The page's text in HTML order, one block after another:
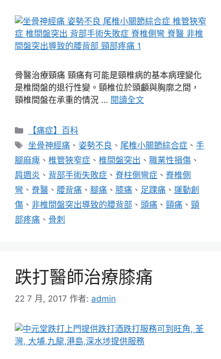
骨醫治療頸痛 頸痛有可能是頸椎病的基本病理變化
是椎間盤的退行性變。頸椎位於頭顱與胸廓之間，
頸椎間盤在承重的情況 … 閱讀全文
分
類
【痛症】百科
標
籤
坐骨神經痛 、姿勢不良 、 尾椎小關節綜合症 、手
腳麻痺 、 椎管狹窄症 、 椎間盤突出 、 職業性損傷 、
肩週炎 、 背部手術失敗症 、 脊柱側彎症 、 脊椎側
彎 、 脊醫 、 腰背痛 、 腳痛 、 膝痛 、 足踝痛 、 運動創
傷 、 非椎間盤突出導致的腰背部 、 頭痛 、 頸痛 、 頸
部疼痛 、 骨刺
跌打醫師治療膝痛
22 7 月, 2017 作者: admin